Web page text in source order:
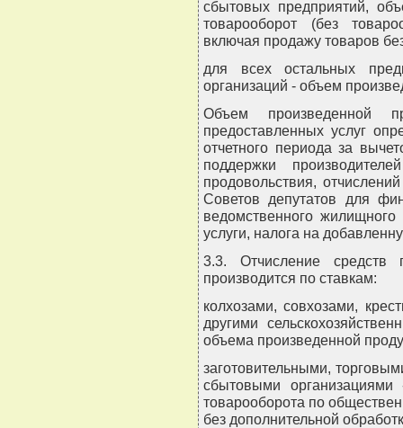
сбытовых предприятий,
товарооборот (без
включая продажу товаров
для всех остальных
организаций - объем
Объем произведенной
предоставленных услуг
отчетного периода за
поддержки
продовольствия,
Советов депутатов для
ведомственного
услуги, налога на
3.3. Отчисление средств
производится по ставкам:
колхозами, совхозами,
другими
объема произведенной
заготовительными,
сбытовыми
товарооборота по
без дополнительной